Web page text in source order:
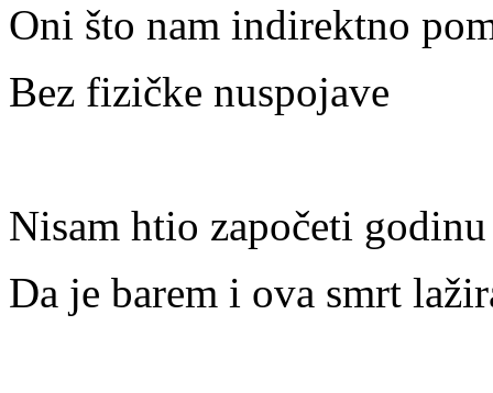
Oni što nam indirektno
Bez fizičke nuspojave
Nisam htio započeti
Da je barem i ova smrt